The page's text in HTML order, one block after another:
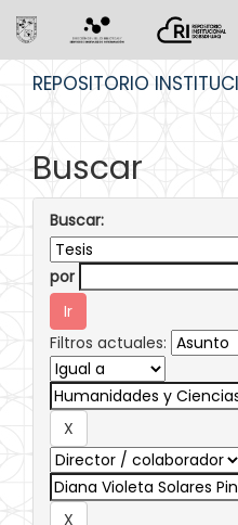
REPOSITORIO
Buscar
Buscar:
por
Filtros actuales: